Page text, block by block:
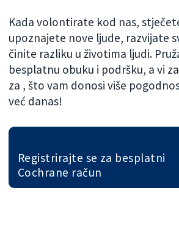
Kada volontirate kod nas,
upoznajete nove ljude, razvijate
činite razliku u životima ljudi.
besplatnu obuku i podršku, a vi
za , što vam donosi više
već danas!
Registrirajte se za besplatni
Cochrane račun